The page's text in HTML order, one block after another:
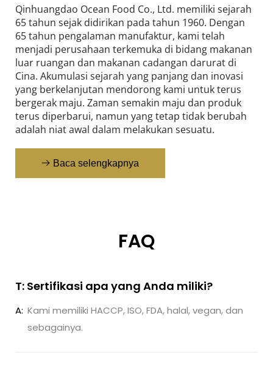
Qinhuangdao Ocean Food Co., Ltd. memiliki sejarah
65 tahun sejak didirikan pada tahun 1960. Dengan
65 tahun pengalaman manufaktur, kami telah
menjadi perusahaan terkemuka di bidang makanan
luar ruangan dan makanan cadangan darurat di
Cina. Akumulasi sejarah yang panjang dan inovasi
yang berkelanjutan mendorong kami untuk terus
bergerak maju. Zaman semakin maju dan produk
terus diperbarui, namun yang tetap tidak berubah
adalah niat awal dalam melakukan sesuatu.
Baca selengkapnya
FAQ
T: Sertifikasi apa yang Anda miliki?
A: Kami memiliki HACCP, ISO, FDA, halal, vegan, dan
sebagainya.